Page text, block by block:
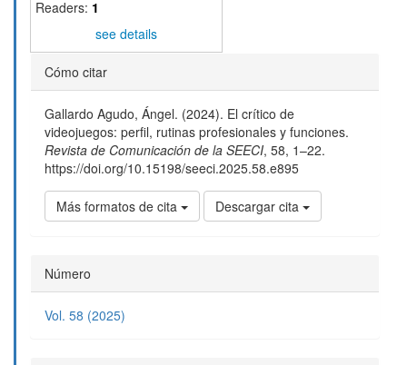
Readers: 1
see details
Detalles
del
artículo
Cómo citar
Gallardo Agudo, Ángel. (2024). El crítico de
videojuegos: perfil, rutinas profesionales y funciones.
Revista de Comunicación de la SEECI, 58, 1–22.
https://doi.org/10.15198/seeci.2025.58.e895
Más formatos de cita Descargar cita
Número
Vol. 58 (2025)